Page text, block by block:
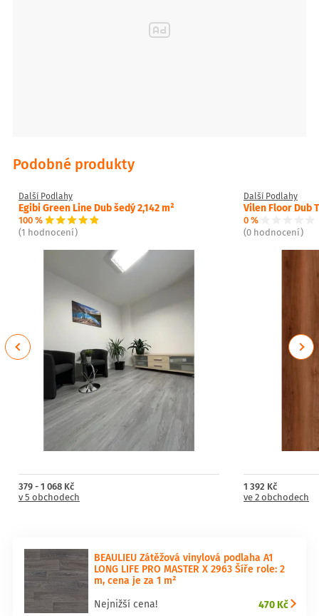
Podobné produkty
Další Podlahy
Egibi Green Line Dub šedý 2,142 m²
100 %
(1 hodnocení)
379 - 1 068 Kč
v 5 obchodech
Další Podlahy
Vilen Floor Dub
0 %
(0 hodnocení)
1 392 Kč
ve 2 obchodech
Previous Next
BEAULIEU Zátěžová vinylová podlaha A1
LONG LIFE PRO MASTER X 2963 Šíře role: 2
m, cena je za 1 m²
Nejnižší cena! 470 Kč